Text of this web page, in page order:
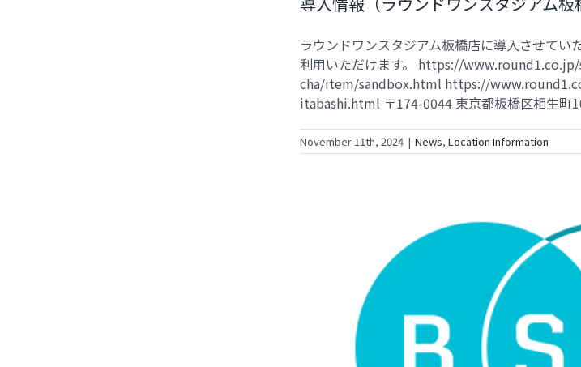
ラウンドワンスタジアム板橋店に導入させてい
利用いただけます。 https://
cha/item/sandbox.html https://
itabashi.html 〒174-0044 東京都板橋区相生町
November 11th, 2024 | News, Location Information
導入情報（アメリカ/NY